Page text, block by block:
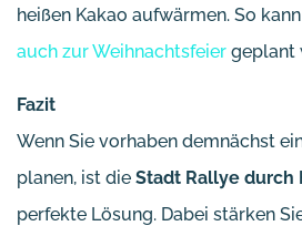
heißen Kakao aufwärmen. So
auch zur Weihnachtsfeier geplant
Fazit
Wenn Sie vorhaben demnächst
planen, ist die Stadt Rallye durch
perfekte Lösung. Dabei stärken